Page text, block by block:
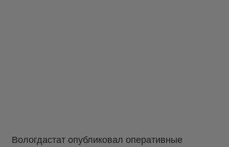
Вологдастат опубликовал оперативные